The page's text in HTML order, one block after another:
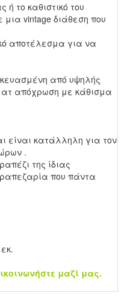
το καθιστικό του
vintage διάθεση που
αποτέλεσμα για να
από υψηλής
απόχρωση με κάθισμα
είναι κατάλληλη για τον
.
της ίδιας
που πάντα
μαζί μας.